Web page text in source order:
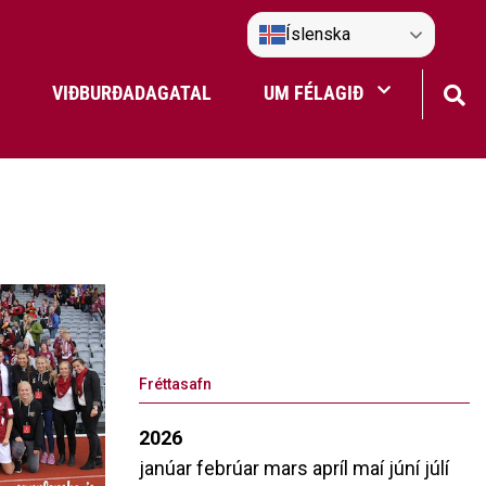
VIÐBURÐADAGATAL UM FÉLAGIÐ
Íslenska
Fréttasafn
2026
janúarfebrúar mars apríl maí júní júlí